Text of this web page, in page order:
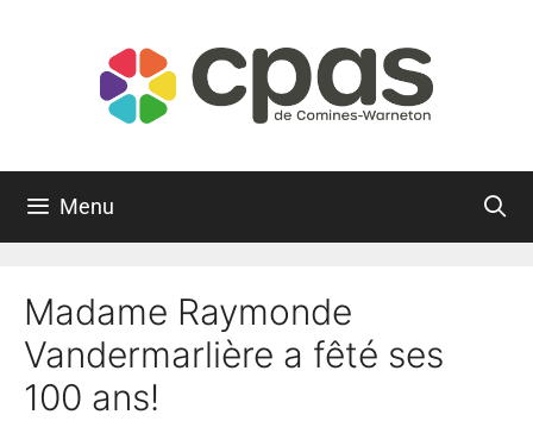
Menu
Madame Raymonde
Vandermarlière a fêté ses
100 ans!